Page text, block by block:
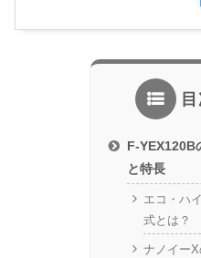
F-YEX120B
と特長
エコ・ハ
式とは？
ナノイー